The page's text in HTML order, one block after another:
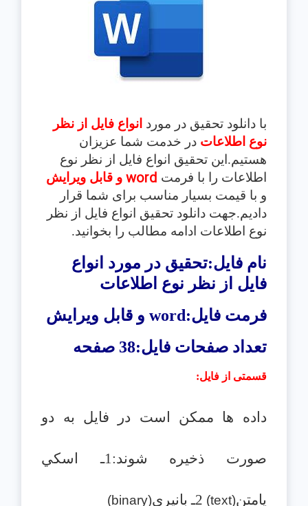
با دانلود تحقیق در مورد انواع فايل از نظر
نوع اطلاعاتدر خدمت شما عزیزان
هستیم.این تحقیق انواع فايل از نظر نوع
اطلاعات را با فرمت word و قابل ویرایش
و با قیمت بسیار مناسب برای شما قرار
دادیم.جهت دانلود تحقیق انواع فايل از نظر
نوع اطلاعات ادامه مطالب را بخوانید.
نام فایل:تحقیق در مورد انواع
فايل از نظر نوع اطلاعات
فرمت فایل:word و قابل ویرایش
تعداد صفحات فایل:38 صفحه
قسمتی از فایل:
داده ها ممكن است در فايل به دو
صورت ذخيره شوند:1ـ اسكي
يامتن(text)
(binary)